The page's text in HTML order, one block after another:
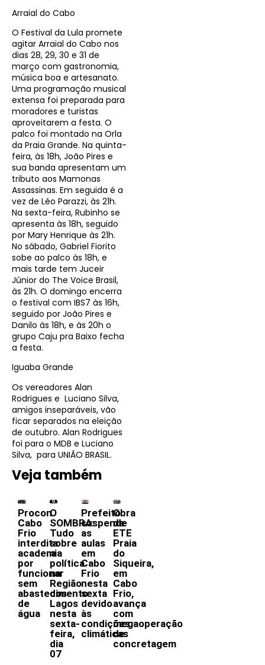
Arraial do Cabo
O Festival da Lula promete
agitar Arraial do Cabo nos
dias 28, 29, 30 e 31 de
março com gastronomia,
música boa e artesanato.
Uma programação musical
extensa foi preparada para
moradores e turistas
aproveitarem a festa. O
palco foi montado na Orla
da Praia Grande. Na quinta-
feira, às 18h, João Pires e
sua banda apresentam um
tributo aos Mamonas
Assassinas. Em seguida é a
vez de Léo Parazzi, às 21h.
Na sexta-feira, Rubinho se
apresenta às 18h, seguido
por Mary Henrique às 21h.
No sábado, Gabriel Fiorito
sobe ao palco às 18h, e
mais tarde tem Juceir
Júnior do The Voice Brasil,
às 21h. O domingo encerra
o festival com IBS7 às 16h,
seguido por João Pires e
Danilo às 18h, e às 20h o
grupo Caju pra Baixo fecha
a festa.
Iguaba Grande
Os vereadores Alan
Rodrigues e Luciano Silva,
amigos inseparáveis, vão
ficar separados na eleição
de outubro. Alan Rodrigues
foi para o MDB e Luciano
Silva, para UNIÃO BRASIL.
Veja também
Procon
Cabo
Frio
interdita
academia
por
funcionar
sem
abastecimento
de
água
O
SOMBRA:
Tudo
sobre
a
política
na
Região
dos
Lagos
nesta
sexta-
feira,
dia
07
Prefeito
suspende
as
aulas
em
Cabo
Frio
nesta
sexta
devido
às
condições
climáticas
Obra
da
ETE
Praia
do
Siqueira,
em
Cabo
Frio,
avança
com
megaoperação
de
concretagem